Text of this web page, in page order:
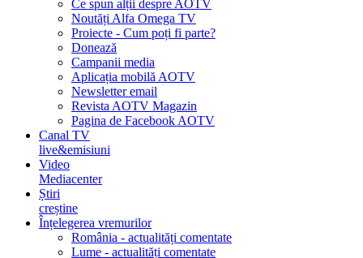
Ce spun alții despre AOTV
Noutăți Alfa Omega TV
Proiecte - Cum poți fi parte?
Donează
Campanii media
Aplicația mobilă AOTV
Newsletter email
Revista AOTV Magazin
Pagina de Facebook AOTV
Canal TV
live&emisiuni
Video
Mediacenter
Știri
creștine
Înțelegerea vremurilor
România - actualități comentate
Lume - actualități comentate